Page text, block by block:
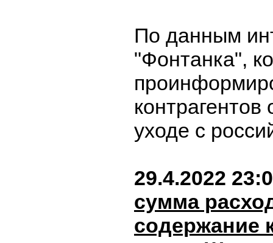
По данным
"Фонтанка",
уходе с
29.4.2022
сумма
содержание